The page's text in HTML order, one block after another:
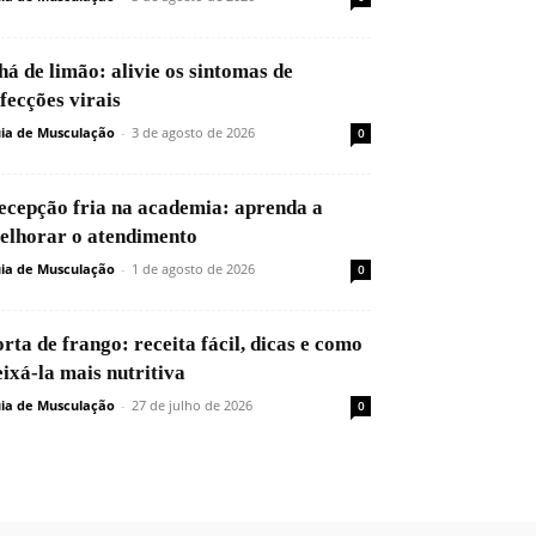
de limão: alivie os sintomas de
virais
de Musculação - 3 de agosto de 2026 0
fria na academia: aprenda a
o atendimento
de Musculação - 1 de agosto de 2026 0
de frango: receita fácil, dicas e como
la mais nutritiva
de Musculação - 27 de julho de 2026 0